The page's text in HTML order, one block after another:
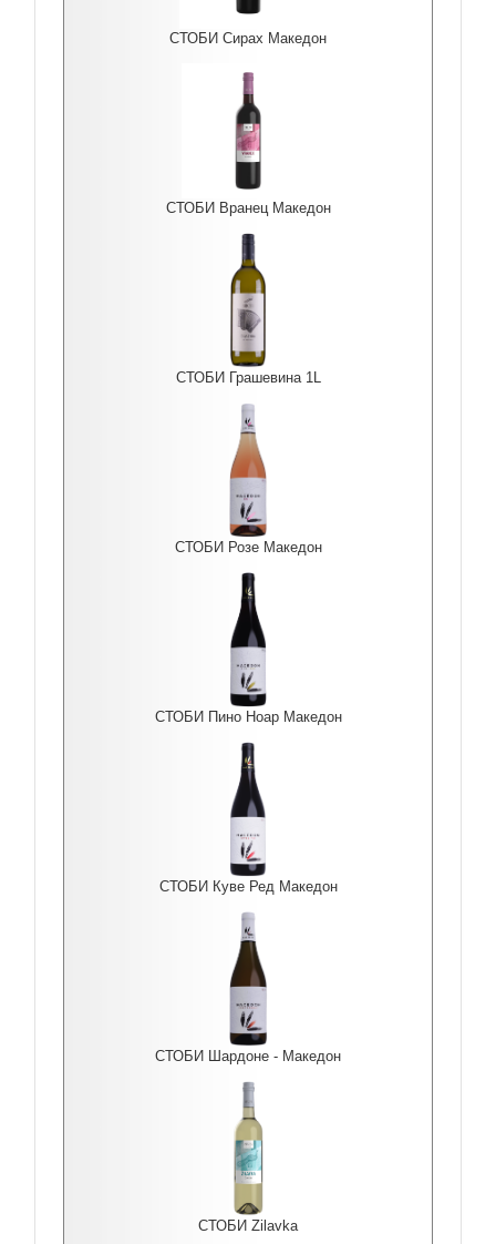
СТОБИ Сирах Македон
СТОБИ Вранец Македон
СТОБИ Грашевина 1L
СТОБИ Розе Македон
СТОБИ Пино Ноар Македон
СТОБИ Куве Ред Македон
СТОБИ Шардоне - Македон
СТОБИ Zilavka